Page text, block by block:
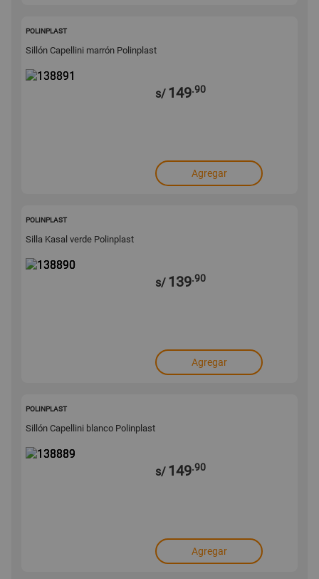
POLINPLAST
Sillón Capellini marrón Polinplast
s/ 149.90
Agregar
POLINPLAST
Silla Kasal verde Polinplast
s/ 139.90
Agregar
POLINPLAST
Sillón Capellini blanco Polinplast
s/ 149.90
Agregar